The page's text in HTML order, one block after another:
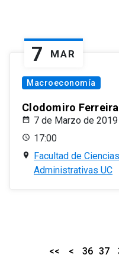
7 MAR
Macroeconomía
Clodomiro
7 de Marzo de 2019
17:00
Facultad de
Administrativas UC
<< < 36 37